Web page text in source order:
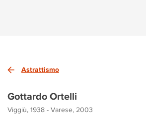
Astrattismo
Gottardo Ortelli
Viggiù, 1938 - Varese, 2003